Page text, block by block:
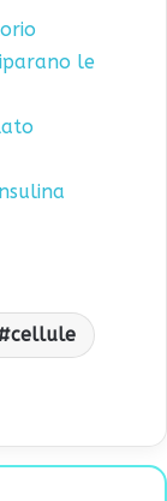
le
cellule